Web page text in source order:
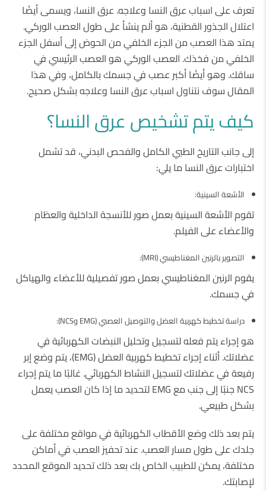
تعرف على اسباب عرق النسا وعلاجه. عرق النسا، ويسمى أيضًا
اعتلال الجذور القطنية، هو ألم ينشأ على طول العصب الوركي.
يمتد هذا العصب من الجزء الخلفي من الحوض إلى أسفل الجزء
الخلفي من فخذك. العصب الوركي هو العصب الرئيسي في
ساقك. وهو أيضًا أكبر عصب في جسمك بالكامل، وفي هذا
المقال سوف نتناول اسباب عرق النسا وعلاجه بشكل صحيح.
كيف يتم تشخيص عرق النسا؟
إلى جانب التاريخ الطبي الكامل والفحص البدني، قد تشمل
اختبارات عرق النسا ما يلي:
الأشعة السينية:
تقوم الأشعة السينية بعمل صور للأنسجة الداخلية والعظام
والأعضاء على الفيلم.
التصوير بالرنين المغناطيسي (MRI):
يقوم الرنين المغناطيسي بعمل صور تفصيلية للأعضاء والهياكل
في جسمك.
دراسة تخطيط كهربية العضل والتوصيل العصبي (EMG وNCS):
هو إجراء يتم فعله لتسجيل وتحليل النبضات الكهربائية في
عضلاتك. أثناء إجراء تخطيط كهربية العضل (EMG)، يتم وضع إبر
رفيعة في عضلاتك لتسجيل النشاط الكهربائي. غالبًا ما يتم إجراء
NCS جنبًا إلى جنب مع EMG لتحديد ما إذا كان العصب يعمل
بشكل طبيعي.
يتم بعد ذلك وضع الأقطاب الكهربائية في مواقع مختلفة على
جلدك على طول مسار العصب. عند تحفيز العصب في أماكن
مختلفة، يمكن للطبيب الخاص بك بعد ذلك تحديد الموقع المحدد
لإصابتك.